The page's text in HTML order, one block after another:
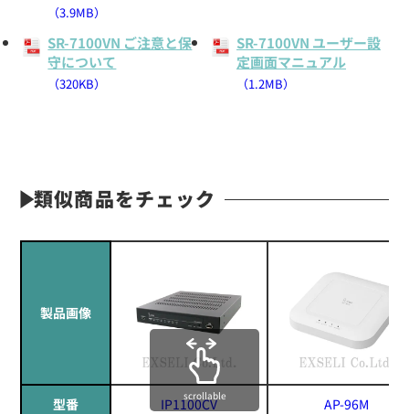
（3.9MB）
SR-7100VN ご注意と保
守について
（320KB）
SR-7100VN ユーザー設
定画面マニュアル
（1.2MB）
類似商品をチェック
製品画像
型番 IP1100CV AP-96M
scrollable